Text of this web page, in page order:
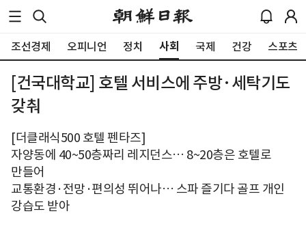
조선경제 오피니언 정치 사회 국제 건강 스포츠
[건국대학교] 호텔 서비스에 주방·세탁기도
갖춰
[더클래식500 호텔 펜타즈]
자양동에 40~50층짜리 레지던스… 8~20층은 호텔로
만들어
교통환경·전망·편의성 뛰어나… 스파 즐기다 골프 개인
강습도 받아